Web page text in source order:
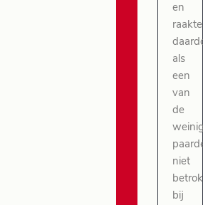
en
raakte
als
een
van
de
niet
bij